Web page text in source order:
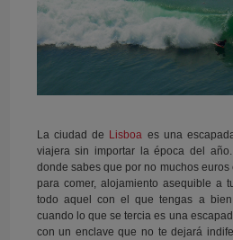
La ciudad de Lisboa es una
viajera sin importar la época del
donde sabes que por no muchos
para comer, alojamiento asequible a
todo aquel con el que tengas a
cuando lo que se tercia es una
con un enclave que no te dejará